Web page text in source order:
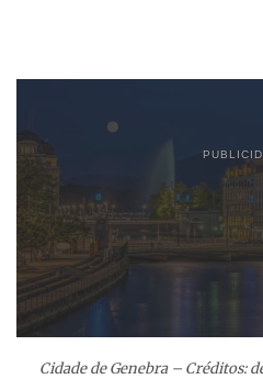
Cidade de Genebra – Créditos: